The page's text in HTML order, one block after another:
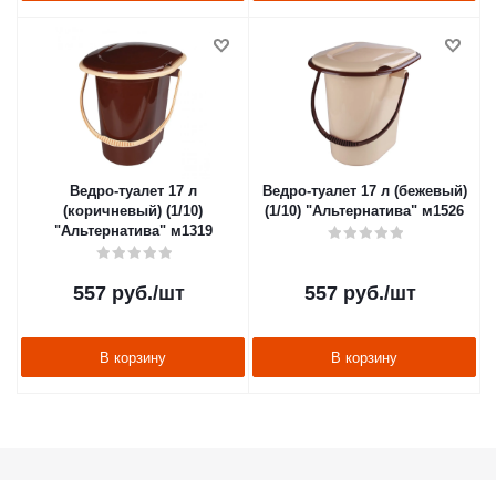
Ведро-туалет 17 л
(коричневый) (1/10)
"Альтернатива" м1319
557 руб./шт
В корзину
Ведро-туалет 17 л (бежевый)
(1/10) "Альтернатива" м1526
557 руб./шт
В корзину